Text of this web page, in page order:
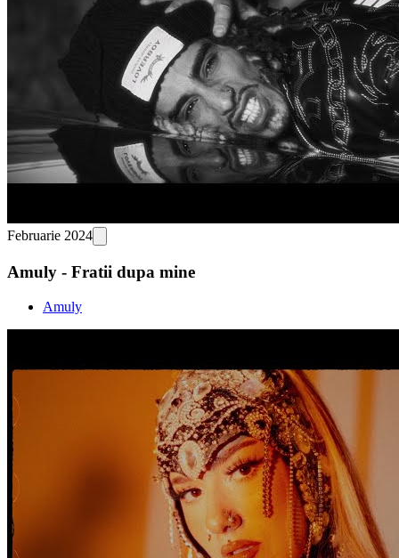
Februarie 2024
Amuly - Fratii dupa mine
Amuly